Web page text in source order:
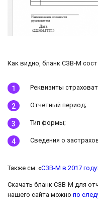
Как видно, бланк СЗВ-М
Реквизиты
Отчетный период;
Тип формы;
Сведения о
Также см. «СЗВ-М в 2017
Скачать бланк СЗВ-М для
нашего сайта можно по